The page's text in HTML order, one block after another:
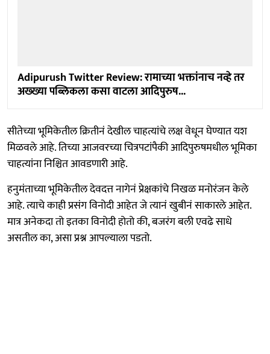
Adipurush Twitter Review: रामाच्या भक्तांनाच नव्हे तर
अख्ख्या पब्लिकला कसा वाटला आदिपुरुष...
सीतेच्या भूमिकेतील क्रितीनं देखील चाहत्यांचे लक्ष वेधून घेण्यात यश
मिळवले आहे. तिच्या आजवरच्या चित्रपटांपैकी आदिपुरुषमधील भूमिका
चाहत्यांना निश्चित आवडणारी आहे.
हनुमंताच्या भूमिकेतील देवदत्त नागेनं प्रेक्षकांचे निखळ मनोरंजन केले
आहे. त्याचे काही प्रसंग विनोदी आहेत जे त्यानं खुबीनं साकारले आहेत.
मात्र अनेकदा तो इतका विनोदी होतो की, बजरंग बली एवढे साधे
असतील का, असा प्रश्न आपल्याला पडतो.